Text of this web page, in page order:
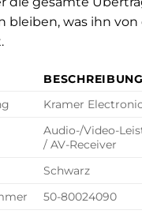
bleiben, was ihn von
BESCHREIBUNG
Kramer
Audio-/Video-
/ AV-Receiver
Schwarz
50-80024090